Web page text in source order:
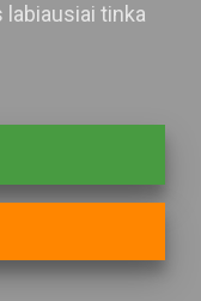
labiausiai tinka